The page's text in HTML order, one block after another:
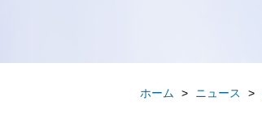
ホーム > ニュース >